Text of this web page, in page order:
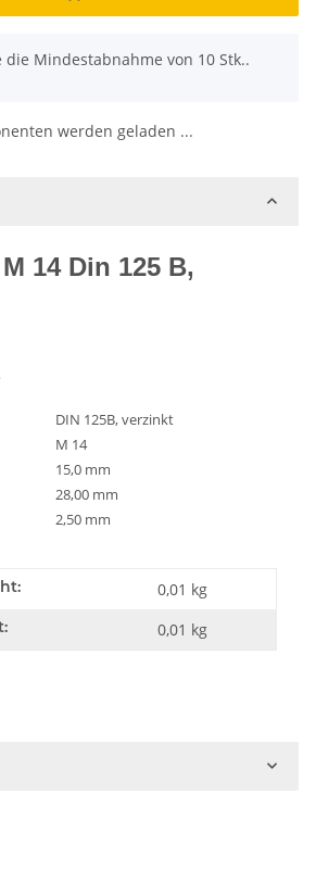
die Mindestabnahme von 10 Stk..
werden geladen ...
14 Din 125 B,
DIN 125B, verzinkt
M 14
15,0 mm
28,00 mm
2,50 mm
0,01 kg
0,01 kg